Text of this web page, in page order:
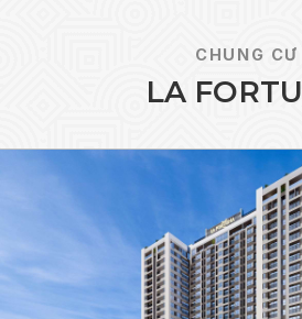
CHUNG CƯ
LA FORTU